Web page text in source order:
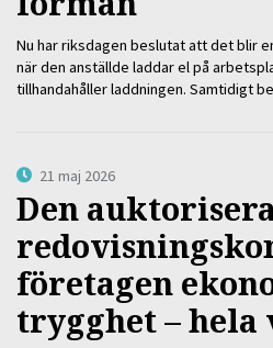
Nu har riksdagen beslutat att det blir
när den anställde laddar el på
tillhandahåller laddningen. Samtidigt
21 maj 2026
Den
företagen
trygghet – hela